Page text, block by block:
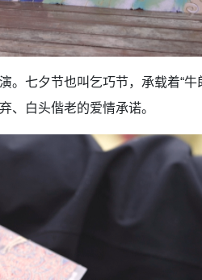
七夕节也叫乞巧节，承载着“牛
、白头偕老的爱情承诺。